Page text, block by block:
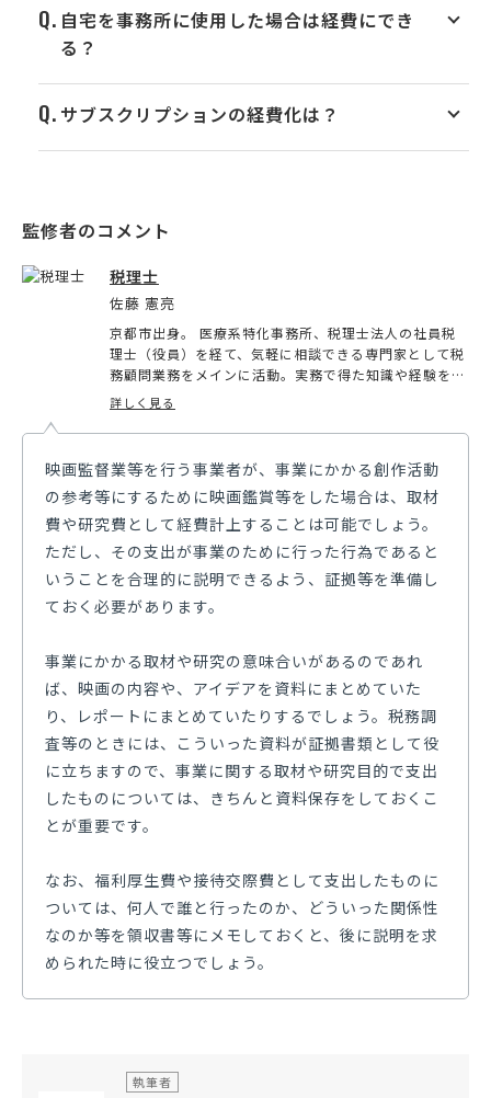
自宅を事務所に使用した場合は経費にでき
る？
サブスクリプションの経費化は？
税理士
佐藤 憲亮
京都市出身。 医療系特化事務所、税理士法人の社員税
理士（役員）を経て、気軽に相談できる専門家として税
務顧問業務をメインに活動。実務で得た知識や経験を活
かし、税務記事や税務論文の執筆、ブログの運営をして
所で14年の実務経験を積みながら、大学院で税法を学
ぶ。2020年に税理士登録。2023年6月に京都市中京区
にて独立。また、顧客企業の利益最大化を実現するた
め、バックオフィスの効率化や改善に力を入れており、
経理代行及びコンサルの事業会社を設立。経理、財務、
税務の支援を得意としている。
詳しく見る
映画監督業等を行う事業者が、事業にかかる創作活動
の参考等にするために映画鑑賞等をした場合は、取材
費や研究費として経費計上することは可能でしょう。
ただし、その支出が事業のために行った行為であると
いうことを合理的に説明できるよう、証拠等を準備し
ておく必要があります。
事業にかかる取材や研究の意味合いがあるのであれ
ば、映画の内容や、アイデアを資料にまとめていた
り、レポートにまとめていたりするでしょう。税務調
査等のときには、こういった資料が証拠書類として役
に立ちますので、事業に関する取材や研究目的で支出
したものについては、きちんと資料保存をしておくこ
とが重要です。
なお、福利厚生費や接待交際費として支出したものに
ついては、何人で誰と行ったのか、どういった関係性
なのか等を領収書等にメモしておくと、後に説明を求
められた時に役立つでしょう。
執筆者